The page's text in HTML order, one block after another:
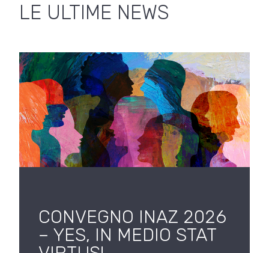
LE ULTIME NEWS
CONVEGNO INAZ 2026
– YES, IN MEDIO STAT